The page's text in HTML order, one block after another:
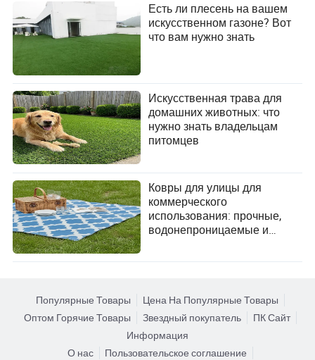
Есть ли плесень на вашем
искусственном газоне? Вот
что вам нужно знать
Искусственная трава для
домашних животных: что
нужно знать владельцам
питомцев
Ковры для улицы для
коммерческого
использования: прочные,
водонепроницаемые и
напольные покрытия
Популярные Товары
Цена На Популярные Товары
Оптом Горячие Товары
Звездный покупатель
ПК Сайт
Информация
О нас
Пользовательское соглашение